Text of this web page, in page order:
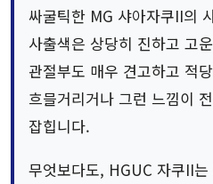
싸굴틱한 MG 샤아자쿠II의
사출색은 상당히 진하고 고
관절부도 매우 견고하고 적
흐믈거리거나 그런 느낌이
잡힙니다.
무엇보다도, HGUC 자쿠II